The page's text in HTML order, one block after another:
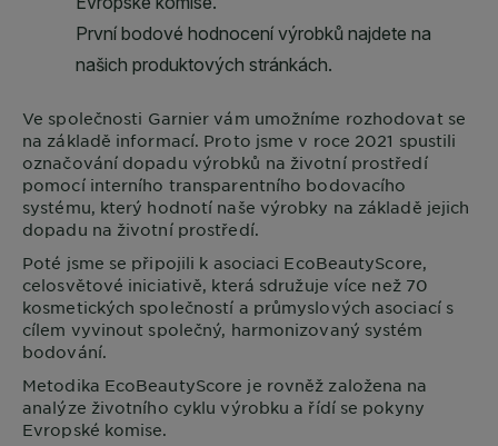
Ve společnosti Garnier vám umožníme rozhodovat se
na základě informací. Proto jsme v roce 2021 spustili
označování dopadu výrobků na životní prostředí
pomocí interního transparentního bodovacího
systému, který hodnotí naše výrobky na základě jejich
dopadu na životní prostředí.
Poté jsme se připojili k asociaci EcoBeautyScore,
celosvětové iniciativě, která sdružuje více než 70
kosmetických společností a průmyslových asociací s
cílem vyvinout společný, harmonizovaný systém
bodování.
Metodika EcoBeautyScore je rovněž založena na
analýze životního cyklu výrobku a řídí se pokyny
Evropské komise.